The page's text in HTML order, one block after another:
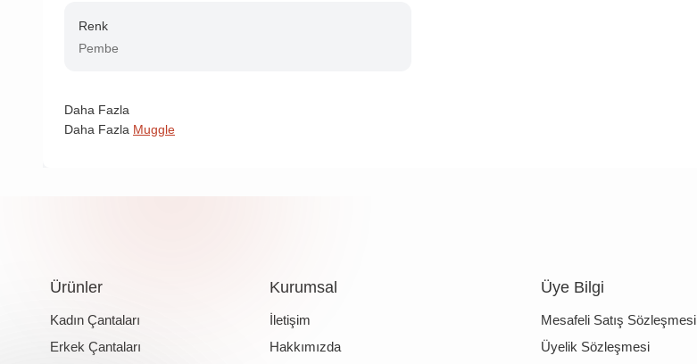
Renk
Pembe
Daha Fazla
Daha Fazla Muggle
Ürünler
Kadın Çantaları
Erkek Çantaları
Kurumsal
İletişim
Hakkımızda
Üye Bilgi
Mesafeli Satış Sözleşmesi
Üyelik Sözleşmesi